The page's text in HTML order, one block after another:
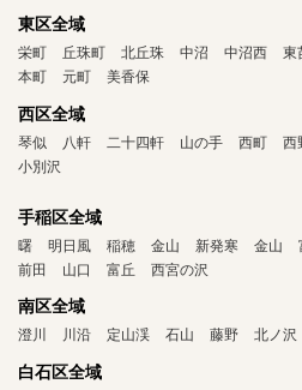
東区全域
栄町 丘珠町 北丘珠 中沼 中沼西 東
本町
元町 美香保
西区全域
琴似 八軒 二十四軒 山の手 西町 西
小別沢
手稲区全域
曙 明日風 稲穂 金山 新発寒 金山
前田
山口 富丘 西宮の沢
南区全域
澄川 川沿 定山渓 石山 藤野 北ノ沢
白石区全域